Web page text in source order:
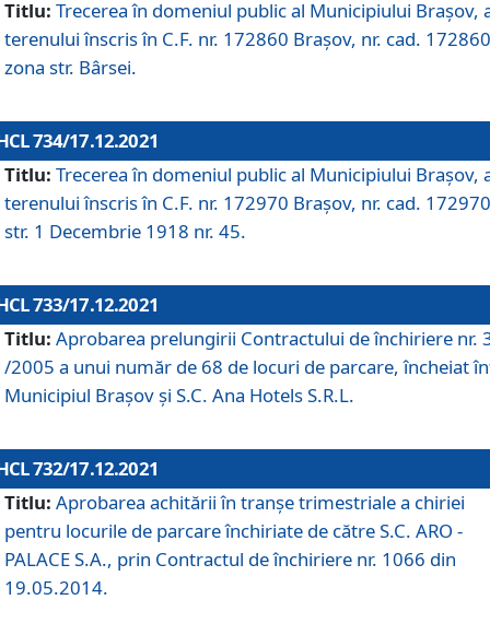
Titlu: Trecerea în domeniul public al Municipiului Braşov,
terenului înscris în C.F. nr. 172860 Brașov, nr. cad.
zona str. Bârsei.
734/17.12.2021
Titlu: Trecerea în domeniul public al Municipiului Braşov,
terenului înscris în C.F. nr. 172970 Brașov, nr. cad.
str. 1 Decembrie 1918 nr. 45.
733/17.12.2021
Titlu: Aprobarea prelungirii Contractului de închiriere nr.
/2005 a unui număr de 68 de locuri de parcare, încheiat
Municipiul Braşov şi S.C. Ana Hotels S.R.L.
732/17.12.2021
Titlu: Aprobarea achitării în tranșe trimestriale a chiriei
pentru locurile de parcare închiriate de către S.C. ARO -
PALACE S.A., prin Contractul de închiriere nr. 1066 din
19.05.2014.